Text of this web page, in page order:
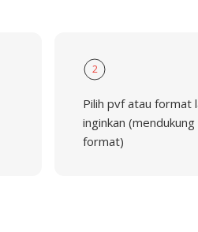
2
Pilih pvf atau format
inginkan
format)